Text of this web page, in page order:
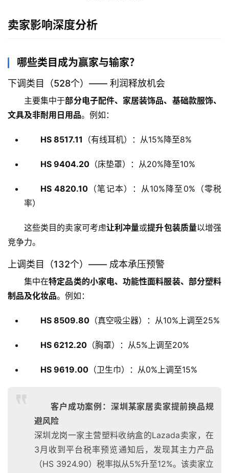
卖家影响深度分析
哪些类目成为赢家与输家？
下调类目（528个）—— 利润释放机会
主要集中于部分电子配件、家居装饰品、基础款服饰、
文具及非耐用日用品。例如：
HS 8517.11 （有线耳机）：从15%降至8%
HS 9404.20 （床垫罩）：从20%降至10%
HS 4820.10 （笔记本）：从10%降至0%（零税
率）
这些类目的卖家可考虑让利冲量或提升包装质量以增强
竞争力。
上调类目（132个）—— 成本承压预警
集中在特定品类的小家电、功能性面料服装、部分塑料
制品及化妆品。例如：
HS 8509.80 （真空吸尘器）：从10%上调至25%
HS 6212.20 （胸罩）：从5%上调至20%
HS 9619.00 （卫生巾）：从0%上调至15%
客户成功案例：深圳某家居卖家提前换品规
避风险
深圳龙岗一家主营塑料收纳盒的Lazada卖家，在
3月收到平台税率预览通知后，发现其主力产品
（HS 3924.90）税率拟从5%升至12%。该卖家立